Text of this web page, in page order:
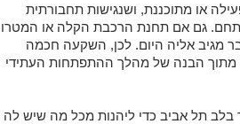
או מתוכננת, ושנגישות תחבורתית
גם אם תחנת הרכבת הקלה או המטרו
מגיב אליה היום. לכן, השקעה חכמה
הבנה של מהלך ההתפתחות העתידי
בלב תל אביב כדי ליהנות מכל מה שיש לה